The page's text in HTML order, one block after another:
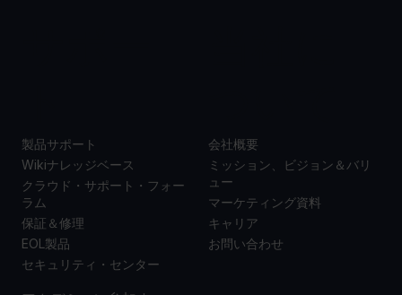
製品サポート
Wikiナレッジベース
クラウド・サポート・フォー
ラム
保証＆修理
EOL製品
セキュリティ・センター
会社概要
ミッション、ビジョン＆バリ
ュー
マーケティング資料
キャリア
お問い合わせ